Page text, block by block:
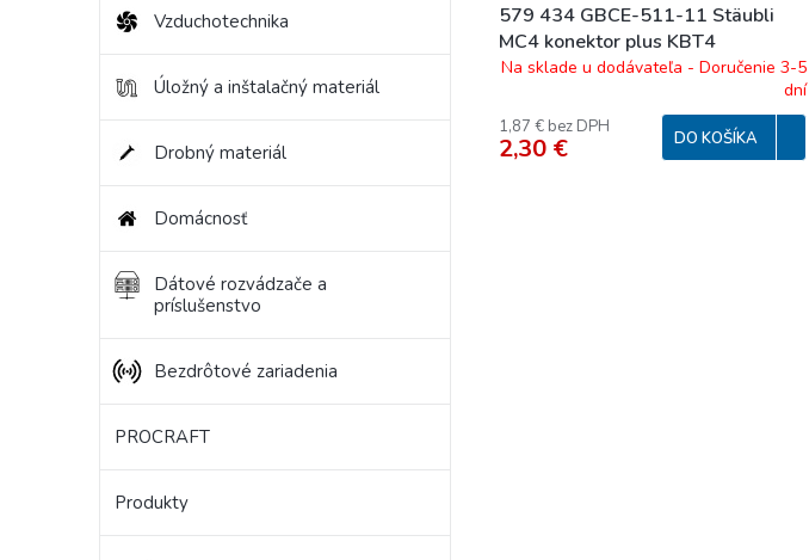
Vzduchotechnika
Úložný a inštalačný materiál
Drobný materiál
Domácnosť
Dátové rozvádzače a
príslušenstvo
Bezdrôtové zariadenia
PROCRAFT
Produkty
579 434 GBCE-511-11 Stäubli
MC4 konektor plus KBT4
Na sklade u dodávateľa - Doručenie 3-5
dní
1,87 € bez DPH
2,30 € DO KOŠÍKA